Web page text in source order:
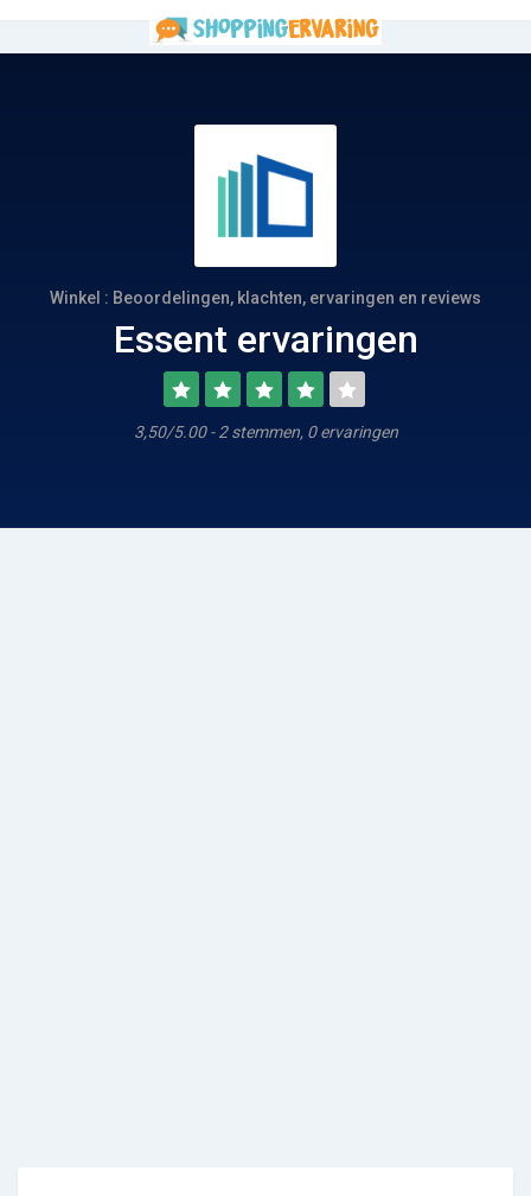
Winkel : Beoordelingen, klachten, ervaringen en reviews
Essent ervaringen
3,50/5.00 - 2 stemmen, 0 ervaringen